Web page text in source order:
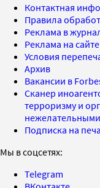
Контактная
Правила
Реклама в
Реклама на сайте
Условия
Архив
Вакансии в
Сканер
терроризму и
нежелательными
Подписка на
Мы в соцсетях:
Telegram